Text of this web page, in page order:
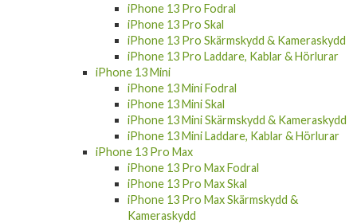
iPhone 13 Pro Fodral
iPhone 13 Pro Skal
iPhone 13 Pro Skärmskydd & Kameraskydd
iPhone 13 Pro Laddare, Kablar & Hörlurar
iPhone 13 Mini
iPhone 13 Mini Fodral
iPhone 13 Mini Skal
iPhone 13 Mini Skärmskydd & Kameraskydd
iPhone 13 Mini Laddare, Kablar & Hörlurar
iPhone 13 Pro Max
iPhone 13 Pro Max Fodral
iPhone 13 Pro Max Skal
iPhone 13 Pro Max Skärmskydd &
Kameraskydd